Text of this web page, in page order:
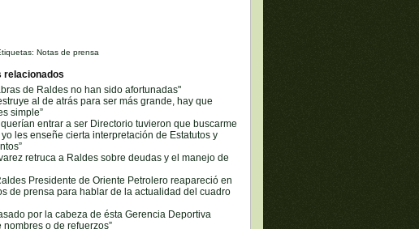
Notas de prensa
relacionados
de Raldes no han sido afortunadas"
al de atrás para ser más grande, hay que
simple”
entrar a ser Directorio tuvieron que buscarme
les enseñe cierta interpretación de Estatutos y
retruca a Raldes sobre deudas y el manejo de
Presidente de Oriente Petrolero reapareció en
de prensa para hablar de la actualidad del cuadro
por la cabeza de ésta Gerencia Deportiva
nombres o de refuerzos”